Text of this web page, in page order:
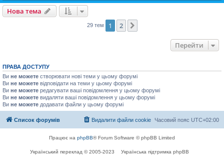
Нова тема
29 тем 1 2
Перейти
ПРАВА ДОСТУПУ
Ви не можете створювати нові теми у цьому форумі
Ви не можете відповідати на теми у цьому форумі
Ви не можете редагувати ваші повідомлення у цьому форумі
Ви не можете видаляти ваші повідомлення у цьому форумі
Ви не можете додавати файли у цьому форумі
Список форумів Часовий пояс UTC+02:00
Видалити файли cookie
Працює на phpBB® Forum Software © phpBB Limited
Український переклад © 2005-2023 Українська підтримка phpBB